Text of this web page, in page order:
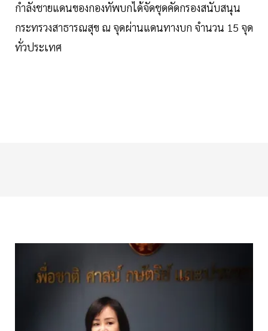
กำลังชายแดนของกองทัพบกได้จัดชุดคัดกรองสนับสนุน
กระทรวงสาธารณสุข ณ จุดผ่านแดนทางบก จำนวน 15 จุด
ทั่วประเทศ